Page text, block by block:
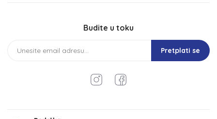
Budite u toku
Pretplati se